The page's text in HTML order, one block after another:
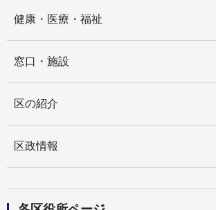
健康・医療・福祉
窓口・施設
区の紹介
区政情報